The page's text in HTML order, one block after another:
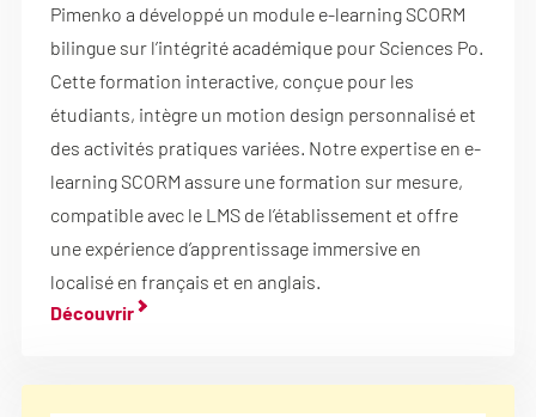
Pimenko a développé un module e-learning SCORM
bilingue sur l’intégrité académique pour Sciences Po.
Cette formation interactive, conçue pour les
étudiants, intègre un motion design personnalisé et
des activités pratiques variées. Notre expertise en e-
learning SCORM assure une formation sur mesure,
compatible avec le LMS de l’établissement et offre
une expérience d’apprentissage immersive en
localisé en français et en anglais.
Découvrir